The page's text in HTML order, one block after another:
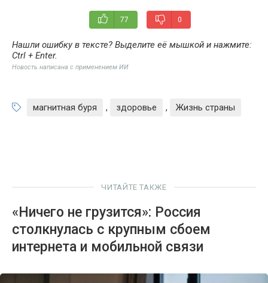
77 0
Нашли ошибку в тексте? Выделите её мышкой и нажмите:
Ctrl + Enter.
Новость написана с применением ИИ
магнитная буря , здоровье , Жизнь страны
ЧИТАЙТЕ ТАКЖЕ
«Ничего не грузится»: Россия
столкнулась с крупным сбоем
интернета и мобильной связи